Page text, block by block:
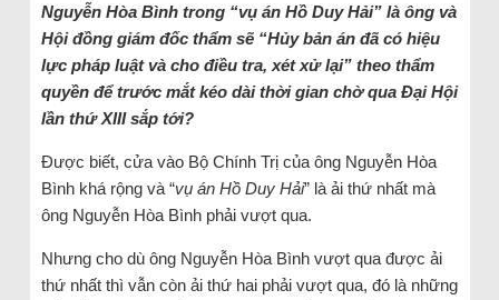
Nguyễn Hòa Bình trong “vụ án Hồ Duy Hải” là ông và
Hội đồng giám đốc thẩm sẽ “Hủy bản án đã có hiệu
lực pháp luật và cho điều tra, xét xử lại” theo thẩm
quyền để trước mắt kéo dài thời gian chờ qua Đại Hội
lần thứ XIII sắp tới?
Được biết, cửa vào Bộ Chính Trị của ông Nguyễn Hòa
Bình khá rộng và “vụ án Hồ Duy Hải” là ải thứ nhất mà
ông Nguyễn Hòa Bình phải vượt qua.
Nhưng cho dù ông Nguyễn Hòa Bình vượt qua được ải
thứ nhất thì vẫn còn ải thứ hai phải vượt qua, đó là những